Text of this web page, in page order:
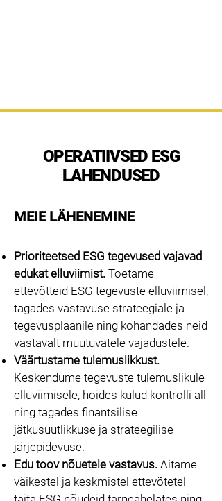
OPERATIIVSED ESG
LAHENDUSED
MEIE LÄHENEMINE
Prioriteetsed ESG tegevused vajavad
edukat elluviimist. Toetame
ettevõtteid ESG tegevuste elluviimisel,
tagades vastavuse strateegiale ja
tegevusplaanile ning kohandades neid
vastavalt muutuvatele vajadustele.
Väärtustame tulemuslikkust.
Keskendume tegevuste tulemuslikule
elluviimisele, hoides kulud kontrolli all
ning tagades finantsilise
jätkusuutlikkuse ja strateegilise
järjepidevuse.
Edu toov nõuetele vastavus. Aitame
väikestel ja keskmistel ettevõtetel